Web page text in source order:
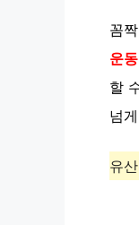
꼼
운동
할
넘
유